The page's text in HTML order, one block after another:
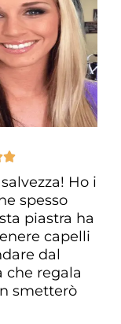

Ho i
spesso
piastra ha
capelli
dal
che regala
smetterò